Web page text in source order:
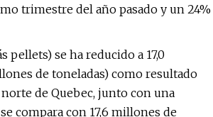
trimestre del año pasado y un 24%
pellets) se ha reducido a 17,0
de toneladas) como resultado
de Quebec, junto con una
compara con 17,6 millones de